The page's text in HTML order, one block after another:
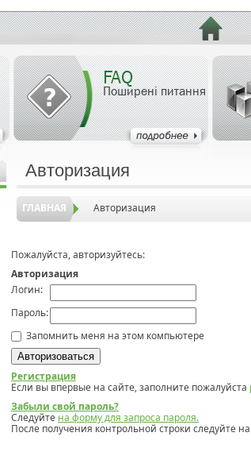
FAQ
Поширені питання
Авторизация
ГЛАВНАЯ Авторизация
Пожалуйста, авторизуйтесь:
Авторизация
Логин:
Пароль:
Запомнить меня на этом компьютере
Регистрация
Если вы впервые на сайте, заполните пожалуйста
Забыли свой пароль?
Следуйте на форму для запроса пароля.
После получения контрольной строки следуйте на